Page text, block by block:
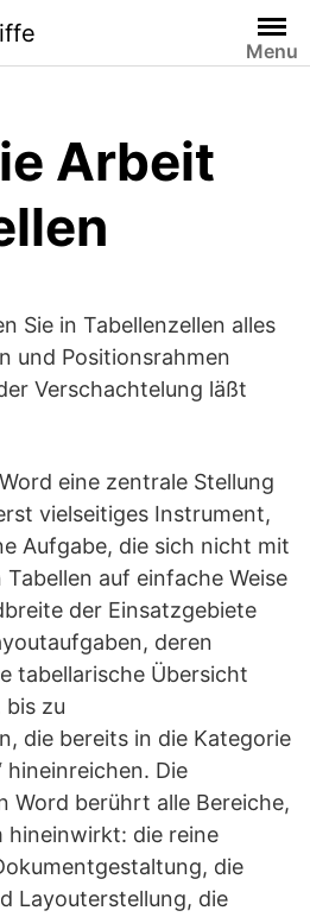
Menu
Arbeit
Sie in Tabellenzellen alles
und Positionsrahmen
Verschachtelung läßt
eine zentrale Stellung
vielseitiges Instrument,
Aufgabe, die sich nicht mit
auf einfache Weise
der Einsatzgebiete
deren
tabellarische Übersicht
zu
die bereits in die Kategorie
hineinreichen. Die
Word berührt alle Bereiche,
hineinwirkt: die reine
die
Layouterstellung, die